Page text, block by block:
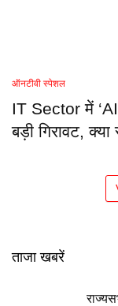
ऑनटीवी स्पेशल
IT Sector में
बड़ी गिरावट,
ताजा खबरें